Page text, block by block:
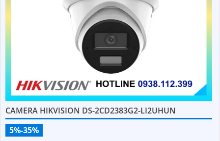
CAMERA HIKVISION DS-2CD2383G2-LI2UHUN
5%-35%